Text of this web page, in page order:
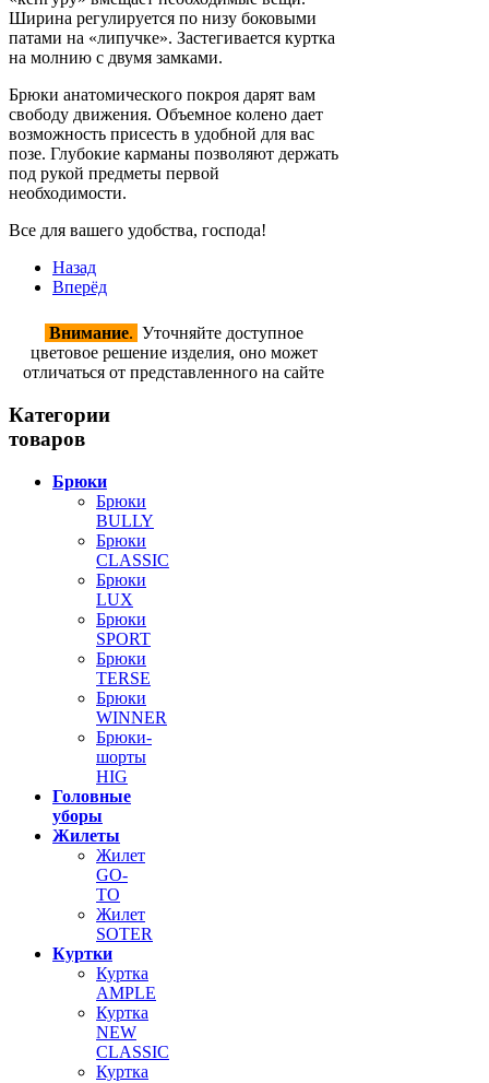
Ширина регулируется по низу боковыми
патами на «липучке». Застегивается куртка
на молнию с двумя замками.
Брюки анатомического покроя дарят вам
свободу движения. Объемное колено дает
возможность присесть в удобной для вас
позе. Глубокие карманы позволяют держать
под рукой предметы первой
необходимости.
Все для вашего удобства, господа!
Назад
Вперёд
Внимание. Уточняйте доступное
цветовое решение изделия, оно может
отличаться от представленного на сайте
Категории
товаров
Брюки
Брюки
BULLY
Брюки
CLASSIC
Брюки
LUX
Брюки
SPORT
Брюки
TERSE
Брюки
WINNER
Брюки-
шорты
HIG
Головные
уборы
Жилеты
Жилет
GO-
TO
Жилет
SOTER
Куртки
Куртка
AMPLE
Куртка
NEW
CLASSIC
Куртка